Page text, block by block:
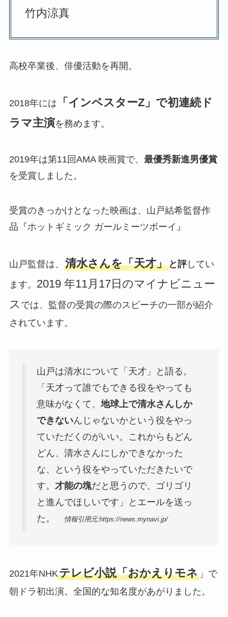
竹内涼真
高校卒業後、俳優活動を再開。
2018年には
「インベスターZ」で初連続ド
ラマ主演を務めます。
2019年は第11回AMA 映画賞で、 最優秀新進男優賞
を受賞しました。
受賞のきっかけとなった映画は、山戸結希監督作
品『ホットギミック ガールミーツボーイ』
山戸監督は、 清水さんを「天才」と評してい
ます。 2019 年11月17日のマイナビニュー
ス では、監督の受賞の際のスピーチの一部が紹介
されています。
山戸は清水について「天才」と語る。
「天才って誰でもできる役をやっても
意味がなくて、地球上で清水さんしか
できないんじゃないかという役をやっ
ていただくのがいい。これからもどん
どん、清水さんにしかできなかった
な、という役をやっていただきたいで
す。 才能の塊だと思うので、ゴリゴリ
と進んでほしいです」とエールを送っ
た。
情報引用元:https://news.mynavi.jp/
2021年NHKテレビ小説「おかえりモネ」で
朝ドラ初出演。全国的な知名度があがりました。